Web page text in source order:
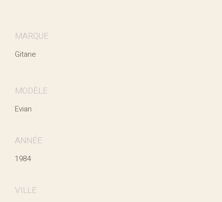
MARQUE
Gitane
MODÈLE
Evian
ANNÉE
1984
VILLE